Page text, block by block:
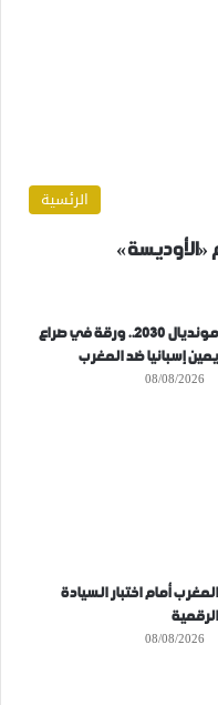
الرئسية
«الأوديسة»
مونديال 2030.. ورقة في صراع
يمين إسبانيا ضد المغرب
08/08/2026
المغرب أمام اختبار السيادة
الرقمية
08/08/2026